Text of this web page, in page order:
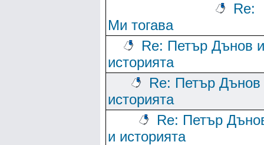
Re:
Ми тогава
Re: Петър Дънов и
историята
Re: Петър Дънов
историята
Re: Петър
и историята